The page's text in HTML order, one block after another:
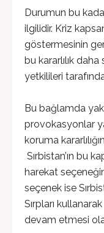
Durumun bu
ilgilidir. Kriz
göstermesinin
bu kararlılık
yetkilileri
Bu bağlamda
provokasyonlar
koruma
Sırbistan’ın bu
harekat
seçenek ise
Sırpları
devam etmesi